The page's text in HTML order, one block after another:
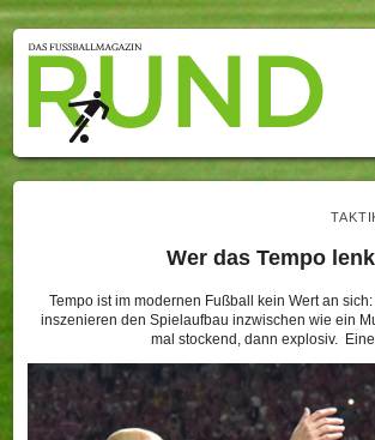
Wer das Tempo
Tempo ist im modernen Fußball kein Wert an
inszenieren den Spielaufbau inzwischen wie ein
mal stockend, dann explosiv.